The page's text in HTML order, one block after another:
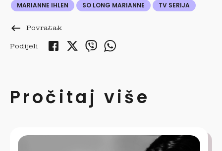
MARIANNE IHLEN SO LONG MARIANNE TV SERIJA
keyboard_backspace Povratak
Podijeli
Pročitaj više